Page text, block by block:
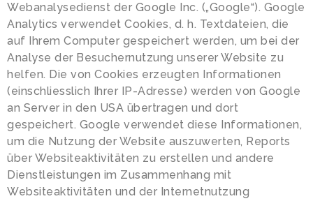
Webanalysedienst der Google Inc. („Google“). Google
Analytics verwendet Cookies, d. h. Textdateien, die
auf Ihrem Computer gespeichert werden, um bei der
Analyse der Besuchernutzung unserer Website zu
helfen. Die von Cookies erzeugten Informationen
(einschliesslich Ihrer IP-Adresse) werden von Google
an Server in den USA übertragen und dort
gespeichert. Google verwendet diese Informationen,
um die Nutzung der Website auszuwerten, Reports
über Websiteaktivitäten zu erstellen und andere
Dienstleistungen im Zusammenhang mit
Websiteaktivitäten und der Internetnutzung